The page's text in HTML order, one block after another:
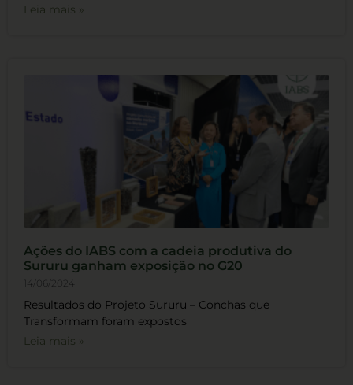
Leia mais »
Ações do IABS com a cadeia produtiva do
Sururu ganham exposição no G20
14/06/2024
Resultados do Projeto Sururu – Conchas que
Transformam foram expostos
Leia mais »